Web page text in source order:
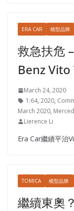
ERA CAR 模型品牌
救急扶危
Benz
March 24, 2020
1:64, 2020,
March 2020,
Lierence Li
Era Car繼續平治
TOMICA 模型品牌
繼續東奧